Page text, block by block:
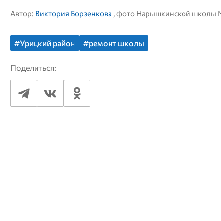
Автор: Виктория Борзенкова , фото Нарышкинской школы
#Урицкий район #ремонт школы
Поделиться: